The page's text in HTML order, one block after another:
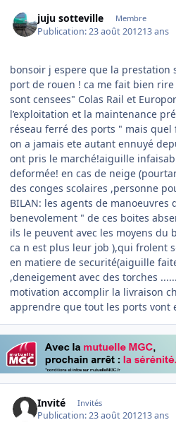
juju sotteville Membre
Publication:23 août 201213 ans
bonsoir j espere que la prestation
port de rouen ! ca me fait bien
sont censees" Colas Rail et
l’exploitation et la maintenance
réseau ferré des ports " mais quel
on a jamais ete autant ennuyé
ont pris le marché!aiguille
deformée! en cas de neige
des conges scolaires ,personne
BILAN: les agents de
benevolement " de ces boites
ils le peuvent avec les moyens du
ca n est plus leur job ),qui frolent
en matiere de securité(aiguille
,deneigement avec des torches
motivation accomplir la livraison
apprendre que tout les ports vont
Invité Invités
Publication:23 août 201213 ans